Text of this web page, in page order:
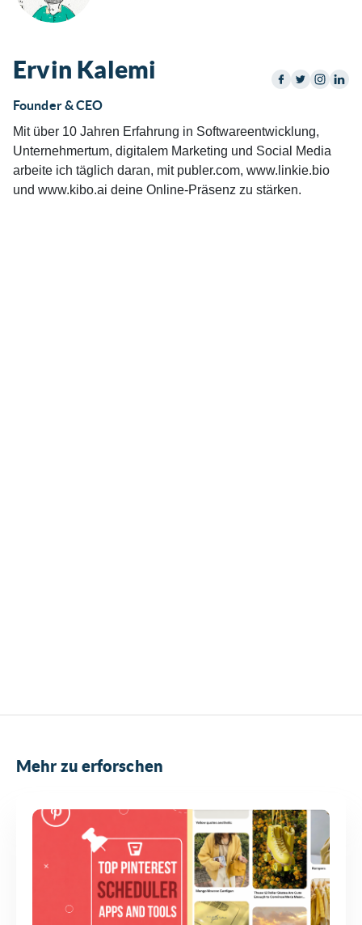
Ervin Kalemi
Founder & CEO
Mit über 10 Jahren Erfahrung in Softwareentwicklung,
Unternehmertum, digitalem Marketing und Social Media
arbeite ich täglich daran, mit publer.com, www.linkie.bio
und www.kibo.ai deine Online-Präsenz zu stärken.
Mehr zu erforschen